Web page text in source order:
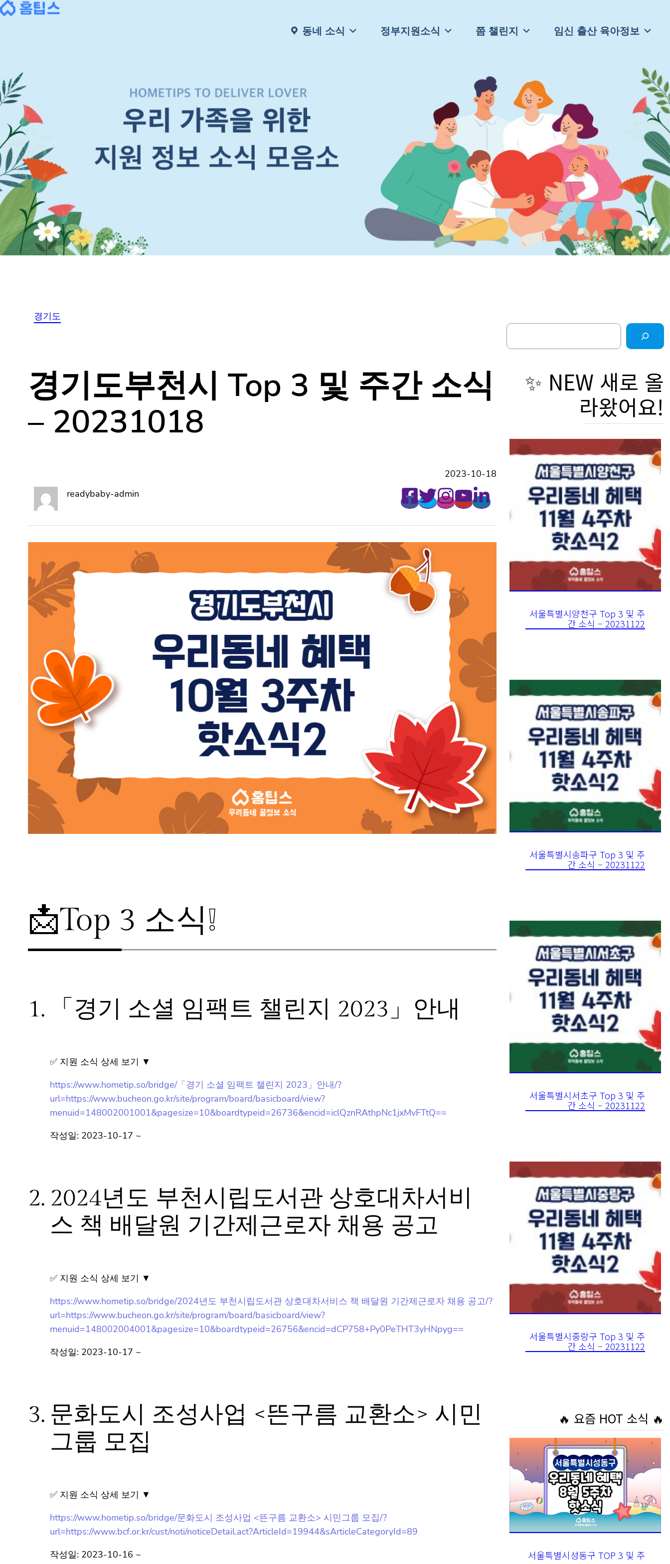
Skip
동네 소식 정부지원소식 쯤 챌린지 임신 출산 육아정보
경기도
경기도부천시 Top 3 및 주간 소
식 – 20231018
2023-10-18
readybaby-admin
📩Top 3 소식❕
1. 「경기 소셜 임팩트 챌린지 2023」안내
✅ 지원 소식 상세 보기 ▼
https://www.hometip.so/bridge/「경기 소셜 임팩트 챌린지 2023」안내/?
url=https://www.bucheon.go.kr/site/program/board/basicboard/view?
menuid=148002001001&pagesize=10&boardtypeid=26736&encid=iclQznRAthpNc1jxMvFTtQ==
작성일: 2023-10-17 ~
2. 2024년도 부천시립도서관 상호대차서비
스 책 배달원 기간제근로자 채용 공고
✅ 지원 소식 상세 보기 ▼
https://www.hometip.so/bridge/2024년도 부천시립도서관 상호대차서비스 책 배달원 기간제근로자 채용 공
고/?url=https://www.bucheon.go.kr/site/program/board/basicboard/view?
menuid=148002004001&pagesize=10&boardtypeid=26756&encid=dCP758+Py0PeTHT3yHNpyg==
작성일: 2023-10-17 ~
3. 문화도시 조성사업 <뜬구름 교환소> 시민
그룹 모집
✅ 지원 소식 상세 보기 ▼
https://www.hometip.so/bridge/문화도시 조성사업 <뜬구름 교환소> 시민그룹 모집/?
url=https://www.bcf.or.kr/cust/noti/noticeDetail.act?ArticleId=19944&sArticleCategoryId=89
작성일: 2023-10-16 ~
Search
✨ NEW 새로 올
라왔어요!
서울특별시양천구 Top 3 및 주
간 소식 – 20231122
서울특별시송파구 Top 3 및 주
간 소식 – 20231122
간 소식 – 20231122
간 소식 – 20231122
간 소식 – 20230830
다양한 주거, 생활, 보건 관련 소식부터
채용정보, 고시공고등
자주 묻는 질문들
뉴스레터는 언제 오나요?
홈팁스가 뭔가요? 🙄